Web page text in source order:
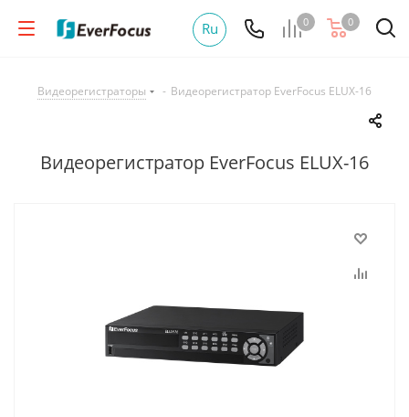
0 0
Ru
Видеорегистраторы - Видеорегистратор EverFocus ELUX-16
Видеорегистратор EverFocus ELUX-16